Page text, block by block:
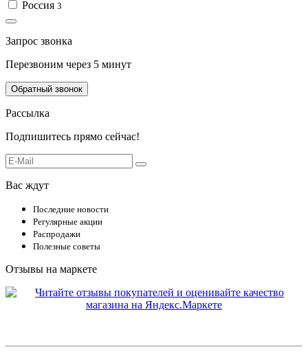
Россия 3
Запрос звонка
Перезвоним через 5 минут
Обратный звонок
Рассылка
Подпишитесь прямо сейчас!
Вас ждут
Последние новости
Регулярные акции
Распродажи
Полезные советы
Отзывы на маркете